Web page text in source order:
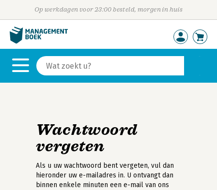
Op werkdagen voor 23:00 besteld, morgen in huis
Wachtwoord
vergeten
Als u uw wachtwoord bent vergeten, vul dan
hieronder uw e-mailadres in. U ontvangt dan
binnen enkele minuten een e-mail van ons